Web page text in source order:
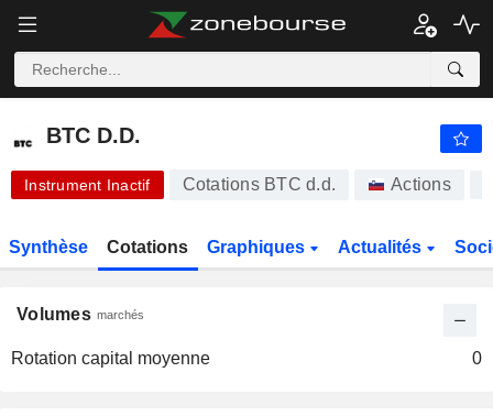
BTC D.D.
BTC D.D.
Instrument Inactif Cotations BTC d.d. Actions
Synthèse Cotations Graphiques Actualités
Volumes marchés
Rotation capital moyenne 0